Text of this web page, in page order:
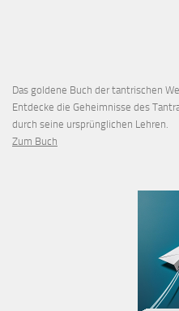
Das goldene Buch der tantrischen
Entdecke die Geheimnisse des
durch seine ursprünglichen Lehren.
Zum Buch